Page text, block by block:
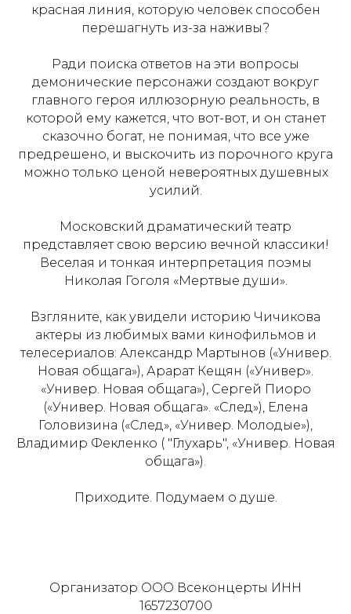
красная линия, которую человек способен
перешагнуть из-за наживы?
Ради поиска ответов на эти вопросы
демонические персонажи создают вокруг
главного героя иллюзорную реальность, в
которой ему кажется, что вот-вот, и он станет
сказочно богат, не понимая, что все уже
предрешено, и выскочить из порочного круга
можно только ценой невероятных душевных
усилий.
Московский драматический театр
представляет свою версию вечной классики!
Веселая и тонкая интерпретация поэмы
Николая Гоголя «Мертвые души».
Взгляните, как увидели историю Чичикова
актеры из любимых вами кинофильмов и
телесериалов: Александр Мартынов («Универ.
Новая общага»), Арарат Кещян («Универ».
«Универ. Новая общага»), Сергей Пиоро
(«Универ. Новая общага». «След»), Елена
Головизина («След», «Универ. Молодые»),
Владимир Фекленко ( "Глухарь", «Универ. Новая
общага»).
Приходите. Подумаем о душе.
Организатор ООО Всеконцерты ИНН
1657230700